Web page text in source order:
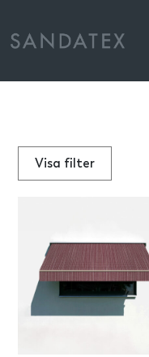
Visa filter